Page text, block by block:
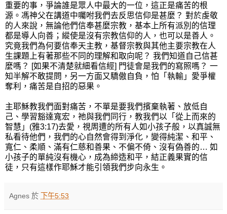
重要的事，爭論誰是眾人中最大的一位，這正是痛苦的根
源。馮神父在講道中囑咐我們去反思信仰是甚麼？ 對於虔敬
的人來說，無論他們信奉甚麼宗教，基本上所有派別的信理
都是導人向善；縱使是沒有宗教信仰的人，也可以是善人。
究竟我們為何要信奉天主教，基督宗教與其他主要宗教在人
生課題上有著那些不同的理解和取向呢？ 我們知道自己信甚
麼嗎？ [如果不清楚就細看信經] 門徒會是我們的寫照嗎？ 一
知半解不敢提問，另一方面又驕傲自負，怕「執輸」愛爭權
奪利，痛苦是自招的惡果。
主耶穌教我們面對痛苦，不單是要我們擯棄執著、放低自
己、學習豁達寬宏，祂與我們同行，教我們以「從上而來的
智慧」(雅3:17)去愛，視周遭的所有人如小孩子般，以真誠無
私看待他們，我們的心自然會得到淨化，變得純潔、和平、
寬仁、柔順、滿有仁慈和善果、不偏不倚、沒有偽善的… 如
小孩子的單純沒有機心，成為締造和平，結正義果實的信
徒，只有這樣作耶穌才能引領我們步向永生。
Agnes 於 下午5:53